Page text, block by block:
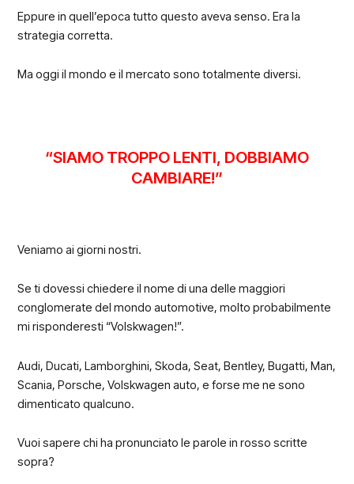
Eppure in quell’epoca tutto questo aveva senso. Era la
strategia corretta.
Ma oggi il mondo e il mercato sono totalmente diversi.
“SIAMO TROPPO LENTI, DOBBIAMO
CAMBIARE!”
Veniamo ai giorni nostri.
Se ti dovessi chiedere il nome di una delle maggiori
conglomerate del mondo automotive, molto probabilmente
mi risponderesti “Volskwagen!”.
Audi, Ducati, Lamborghini, Skoda, Seat, Bentley, Bugatti, Man,
Scania, Porsche, Volskwagen auto, e forse me ne sono
dimenticato qualcuno.
Vuoi sapere chi ha pronunciato le parole in rosso scritte
sopra?